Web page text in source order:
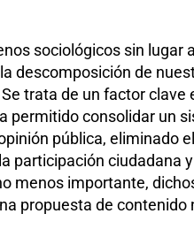
sociológicos sin lugar
descomposición de
trata de un factor
permitido consolidar un
pública, eliminado
participación ciudadana
menos importante,
propuesta de